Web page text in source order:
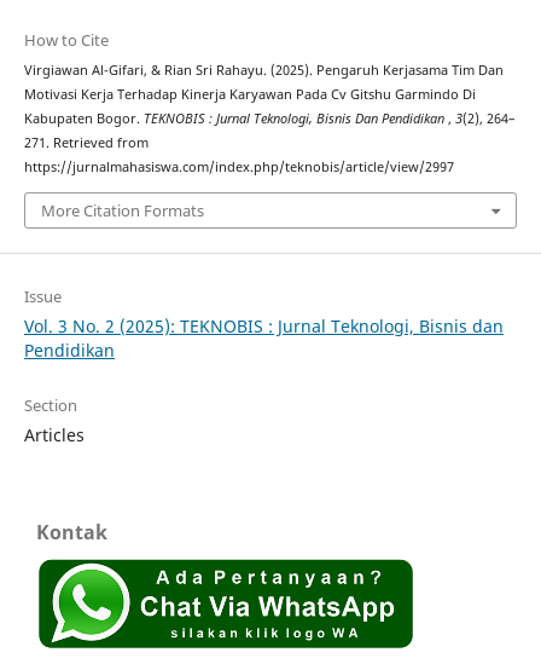
How to Cite
Virgiawan Al-Gifari, & Rian Sri Rahayu. (2025). Pengaruh Kerjasama Tim Dan
Motivasi Kerja Terhadap Kinerja Karyawan Pada Cv Gitshu Garmindo Di
Kabupaten Bogor. TEKNOBIS : Jurnal Teknologi, Bisnis Dan Pendidikan , 3(2), 264–
271. Retrieved from
https://jurnalmahasiswa.com/index.php/teknobis/article/view/2997
More Citation Formats
Issue
Vol. 3 No. 2 (2025): TEKNOBIS : Jurnal Teknologi, Bisnis dan
Pendidikan
Section
Articles
Kontak